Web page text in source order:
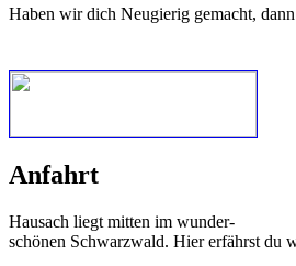
Haben wir dich Neugierig gemacht,
Anfahrt
Hausach liegt mitten im wunder-
schönen Schwarzwald. Hier erfährst du